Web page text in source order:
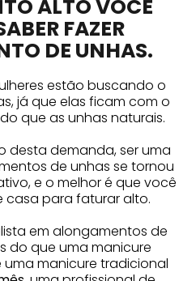
ALTO VOCÊ
FAZER
DE UNHAS.
estão buscando o
já que elas ficam com o
que as unhas naturais.
desta demanda, ser uma
de unhas se tornou
e o melhor é que você
casa para faturar alto.
em alongamentos de
do que uma manicure
uma manicure tradicional